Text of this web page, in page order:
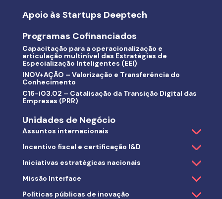
Apoio às Startups Deeptech
Programas Cofinanciados
Capacitação para a operacionalização e
articulação multinível das Estratégias de
Especialização Inteligentes (EEI)
INOV+AÇÃO – Valorização e Transferência do
Conhecimento
C16-i03.02 – Catalisação da Transição Digital das
Empresas (PRR)
Unidades de Negócio
Assuntos internacionais
Incentivo fiscal e certificação I&D
Iniciativas estratégicas nacionais
Missão Interface
Políticas públicas de inovação